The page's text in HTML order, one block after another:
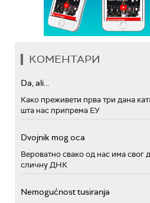
КОМЕНТАРИ
Da, ali...
Како преживети прва три дана
шта нас припрема ЕУ
Dvojnik mog oca
Вероватно свако од нас има свог
сличну ДНК
Nemogućnost tusiranja